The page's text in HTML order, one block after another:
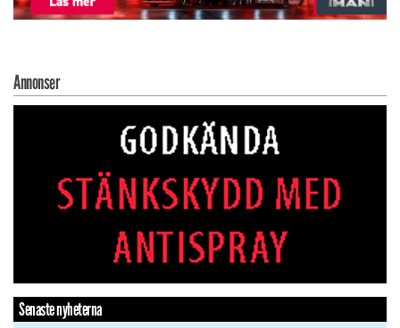
Annonser
Senaste nyheterna